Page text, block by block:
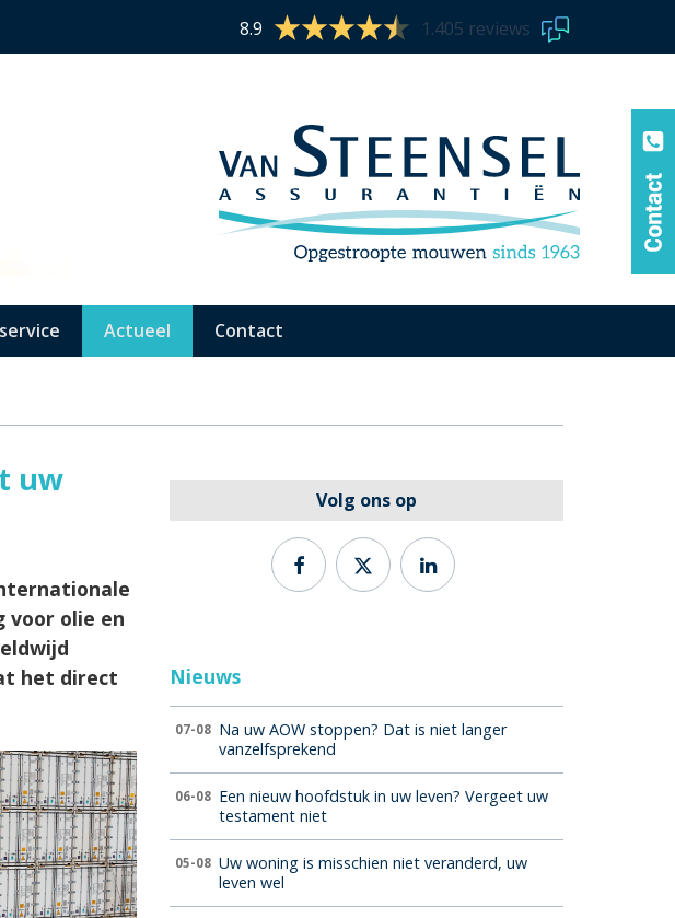
8.9 1.405 reviews
Actueel Contact
uw
voor olie en
het direct
Volg ons op
Nieuws
07-08 Na uw AOW stoppen? Dat is niet langer
vanzelfsprekend
06-08 Een nieuw hoofdstuk in uw leven? Vergeet uw
testament niet
05-08 Uw woning is misschien niet veranderd, uw
leven wel